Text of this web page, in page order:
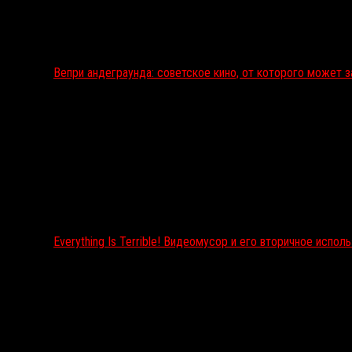
Вепри андеграунда: советское кино, от которого может
Everything Is Terrible! Видеомусор и его вторичное